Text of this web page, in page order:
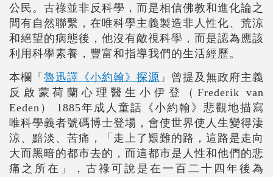
公民。古祿並非反科學，而是相信佛教和進化論之
間有自然聯繫，在唯科學主義製造非人性化、荒涼
和絕望的病態後，他沒有敵視科學，而是認為應該
利用科學素養，豐富和指導我們的生活經歷。
本欄「 魯迅譯《小約翰》探源 」曾提及無政府主義
反啟蒙荷蘭心理醫生小伊登（Frederik van
Eeden） 1885年成人童話《小約翰》悲觀地描寫
唯科學義者號碼博士登場，會使世界使人生變得淒
涼、黯淡、苦痛，「走上了艱難的路，這路是走向
大而黑暗的都市去的，而這都市是人性和他們的悲
痛之所在」，古祿可說是在一百二十四年後為